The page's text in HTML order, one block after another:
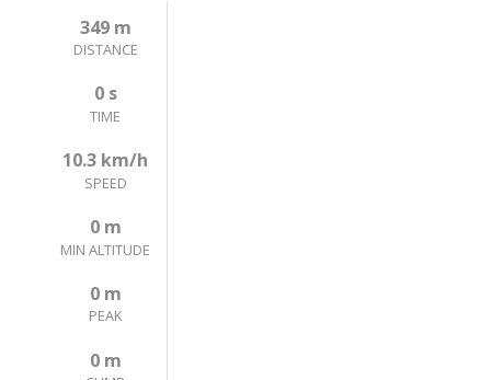
DISTANCE
349 m
TIME
0 s
SPEED
10.3 km/h
MIN ALTITUDE
0 m
PEAK
0 m
0 m